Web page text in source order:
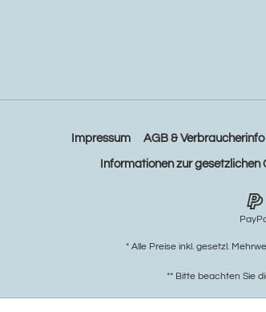
Impressum AGB & Verbraucherinfo
Informationen zur gesetzlichen
* Alle Preise inkl. gesetzl.
** Bitte beachten Sie